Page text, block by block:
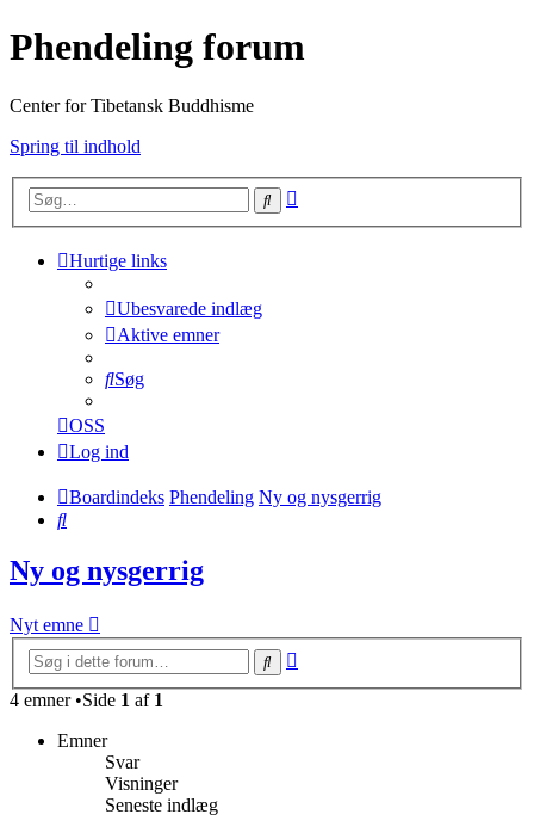
Phendeling forum
Center for Tibetansk Buddhisme
Spring til indhold
Søg
Hurtige links
Ubesvarede indlæg
Aktive emner
Søg
OSS
Log ind
Boardindeks Phendeling Ny og nysgerrig
Søg
Ny og nysgerrig
Nyt emne
Søg
4 emner •Side 1 af 1
Emner
Svar
Visninger
Seneste indlæg